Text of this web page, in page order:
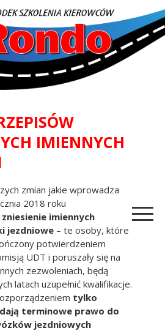
IMIENNYCH
zmian jakie wprowadza
2018 roku
zniesienie imiennych
jezdniowe– te osoby, które
potwierdzeniem
UDT i poruszały się na
zezwoleniach, będą
latach uzupełnić kwalifikacje.
tylko
terminowe prawo do
jezdniowych